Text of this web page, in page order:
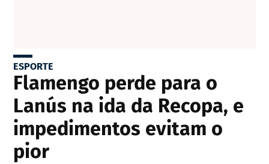
ESPORTE
Flamengo perde para o
Lanús na ida da Recopa, e
impedimentos evitam o
pior